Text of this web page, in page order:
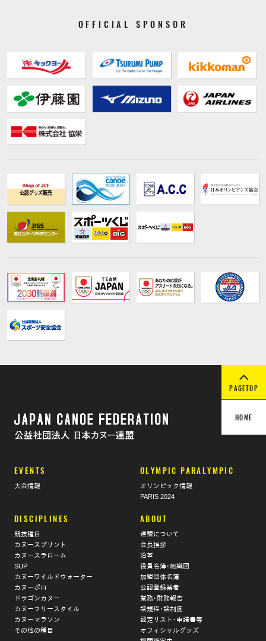
OFFICIAL SPONSOR
PAGETOP
HOME
EVENTS OLYMPIC PARALYMPIC
大会情報
オリンピック情報
PARIS 2024
DISCIPLINES ABOUT
競技種目
連盟について
カヌースプリント
会長挨拶
カヌースラローム
沿革
SUP
役員名簿･組織図
カヌーワイルドウォーター
加盟団体名簿
カヌーポロ
公認登録業者
ドラゴンカヌー
業務･財務報告
カヌーフリースタイル
諸規程･諸制度
カヌーマラソン
認定リスト･申請書等
その他の種目
オフィシャルグッズ